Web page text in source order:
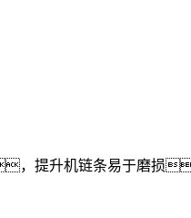
，提升机链条易于磨损